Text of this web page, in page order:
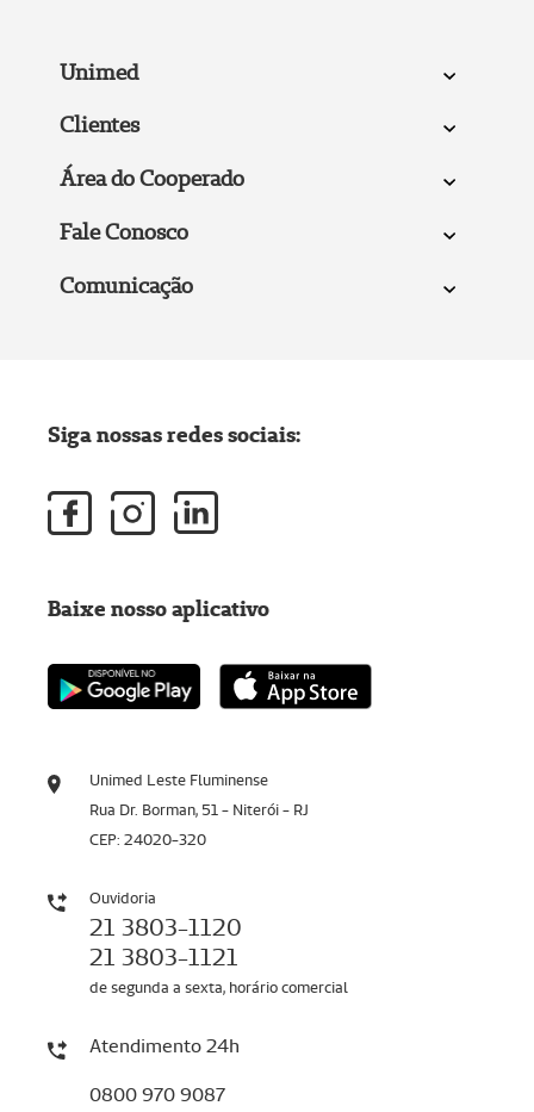
Unimed
Clientes
Área do Cooperado
Fale Conosco
Comunicação
Unimed Leste Fluminense
Rua Dr. Borman, 51 - Niterói - RJ
CEP: 24020-320
Ouvidoria
21 3803-1120
21 3803-1121
de segunda a sexta, horário comercial
Atendimento 24h
0800 970 9087
Siga nossas redes sociais:
Baixe nosso aplicativo